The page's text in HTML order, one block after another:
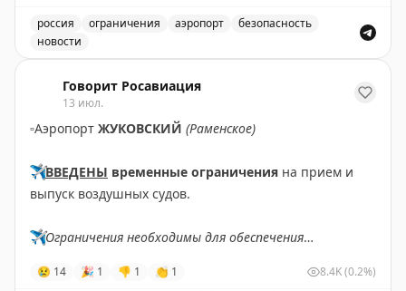
россия ограничения аэропорт
безопасность
новости
Говорит Росавиация
13 июл.
▫️Аэропорт ЖУКОВСКИЙ (Раменское)
✈️ВВЕДЕНЫ временные ограничения на прием и
выпуск воздушных судов.
✈️Ограничения необходимы для обеспечения
😢 14 🎉 1 👎 1 👏 1 8.4K(0.2%)